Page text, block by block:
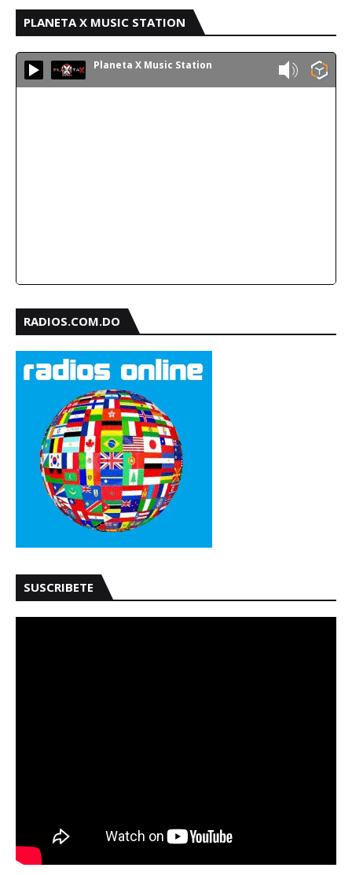
PLANETA X MUSIC STATION
Planeta X Music Station
RADIOS.COM.DO
SUSCRIBETE